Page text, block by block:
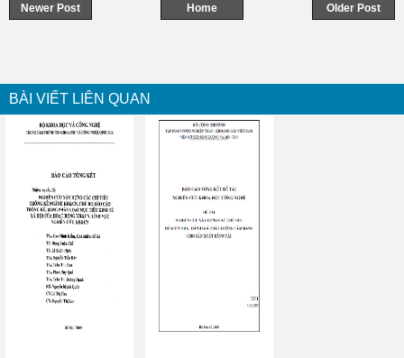
Newer Post Older Post
Home
BÀI VIẾT LIÊN QUAN